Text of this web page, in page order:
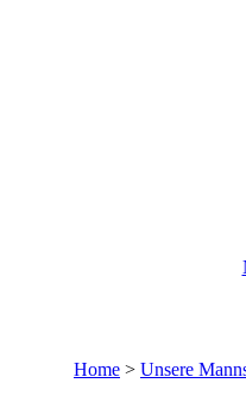
Home > Unsere